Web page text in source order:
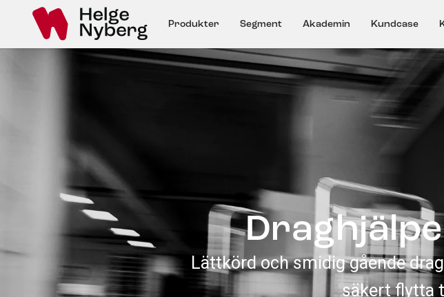
Produkter Segment Akademin Kundcase
Lättkörd och smidig gående
säkert flytta